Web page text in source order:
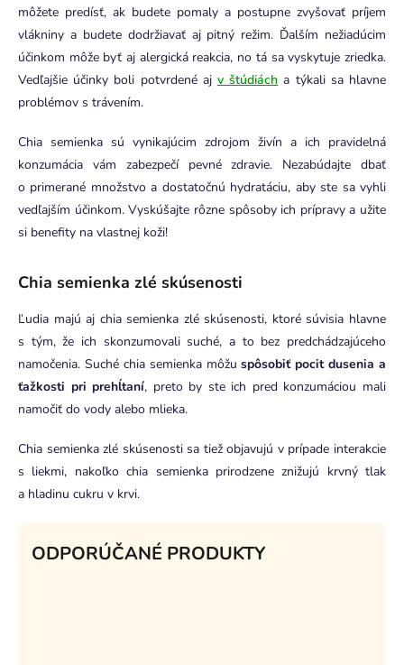
môžete predísť, ak budete pomaly a postupne zvyšovať príjem
vlákniny a budete dodržiavať aj pitný režim. Ďalším nežiadúcim
účinkom môže byť aj alergická reakcia, no tá sa vyskytuje zriedka.
Vedľajšie účinky boli potvrdené aj v štúdiách a týkali sa hlavne
problémov s trávením.
Chia semienka sú vynikajúcim zdrojom živín a ich pravidelná
konzumácia vám zabezpečí pevné zdravie. Nezabúdajte dbať
o primerané množstvo a dostatočnú hydratáciu, aby ste sa vyhli
vedľajším účinkom. Vyskúšajte rôzne spôsoby ich prípravy a užite
si benefity na vlastnej koži!
Chia semienka zlé skúsenosti
Ľudia majú aj chia semienka zlé skúsenosti, ktoré súvisia hlavne
s tým, že ich skonzumovali suché, a to bez predchádzajúceho
namočenia. Suché chia semienka môžuspôsobiť pocit dusenia a
ťažkosti pri prehĺtaní, preto by ste ich pred konzumáciou mali
namočiť do vody alebo mlieka.
Chia semienka zlé skúsenosti sa tiež objavujú v prípade interakcie
s liekmi, nakoľko chia semienka prirodzene znižujú krvný tlak
a hladinu cukru v krvi.
ODPORÚČANÉ PRODUKTY